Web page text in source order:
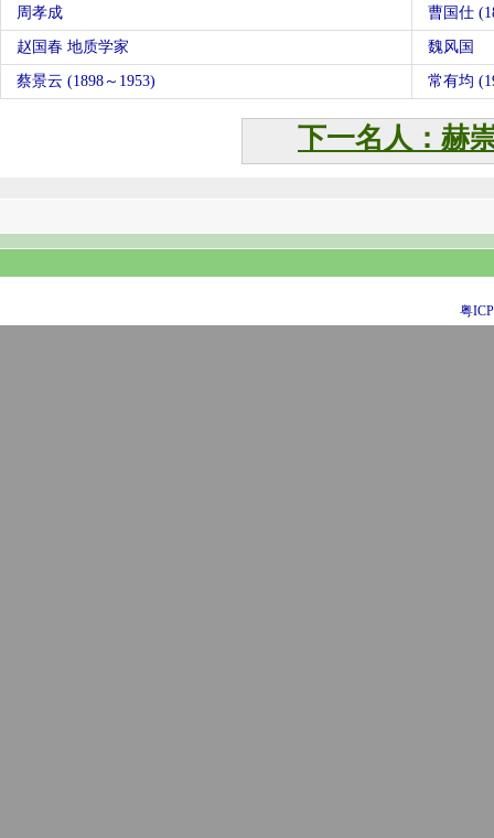
周孝成 曹国仕
赵国春 地质学家 魏风国
蔡景云 (1898～1953) 常有均
下一名人：赫
粤